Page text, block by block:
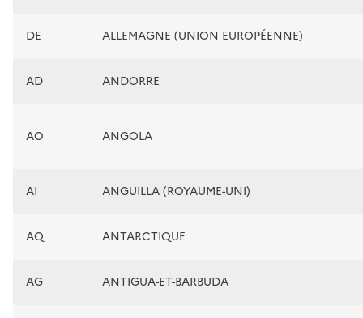
DE ALLEMAGNE (UNION EUROPÉENNE)
AD ANDORRE
AO ANGOLA
AI ANGUILLA (ROYAUME-UNI)
AQ ANTARCTIQUE
AG ANTIGUA-ET-BARBUDA